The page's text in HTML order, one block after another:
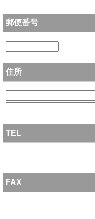
郵便番号
住所
TEL
FAX